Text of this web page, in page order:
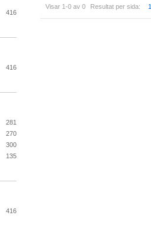
Visar 1-0 av 0 Resultat per sida:
416
416
281
270
300
135
416